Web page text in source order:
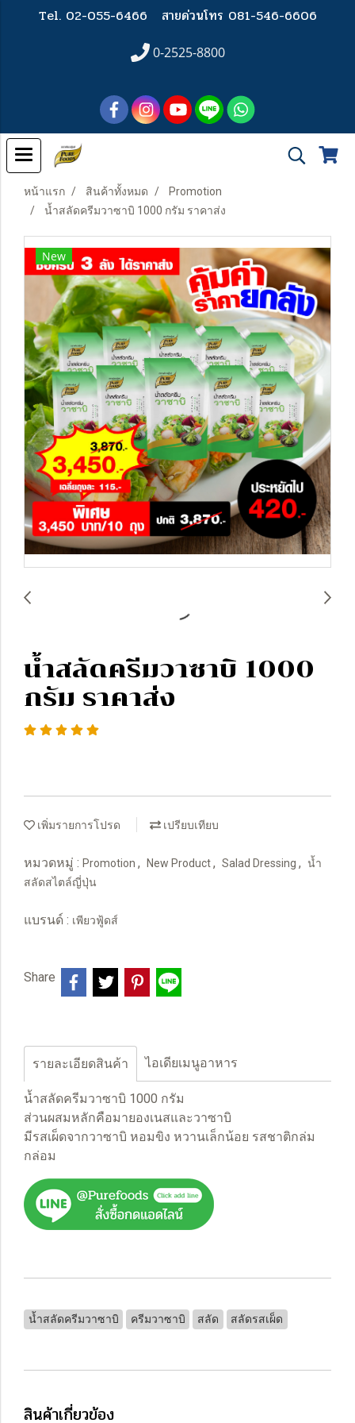
Tel. 02-055-6466 สายด่วนโทร 081-546-6606
0-2525-8800
หน้าแรก สินค้าทั้งหมด
Promotion
น้ำสลัดครีมวาซาบิ 1000 กรัม ราคาส่ง
New
น้ำสลัดครีมวาซาบิ 1000
กรัม ราคาส่ง
เพิ่มรายการโปรด เปรียบเทียบ
หมวดหมู่ : Promotion , New Product, Salad Dressing , น้ำ
สลัดสไตล์ญี่ปุ่น
แบรนด์ : เพียวฟู้ดส์
Share
รายละเอียดสินค้า ไอเดียเมนูอาหาร
น้ำสลัดครีมวาซาบิ 1000 กรัม
ส่วนผสมหลักคือมายองเนสและวาซาบิ
มีรสเผ็ดจากวาซาบิ หอมขิง หวานเล็กน้อย รสชาติกล่ม
กล่อม
น้ำสลัดครีมวาซาบิ ครีมวาซาบิ สลัด สลัดรสเผ็ด
สินค้าเกี่ยวข้อง